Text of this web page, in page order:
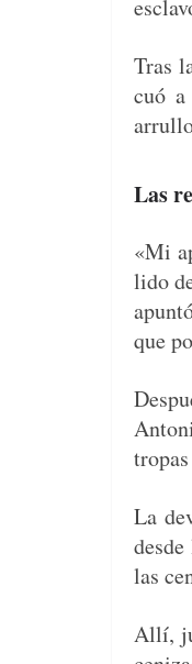
Tras
cuó
Las
«Mi
li­do
que
La
las
Allí,